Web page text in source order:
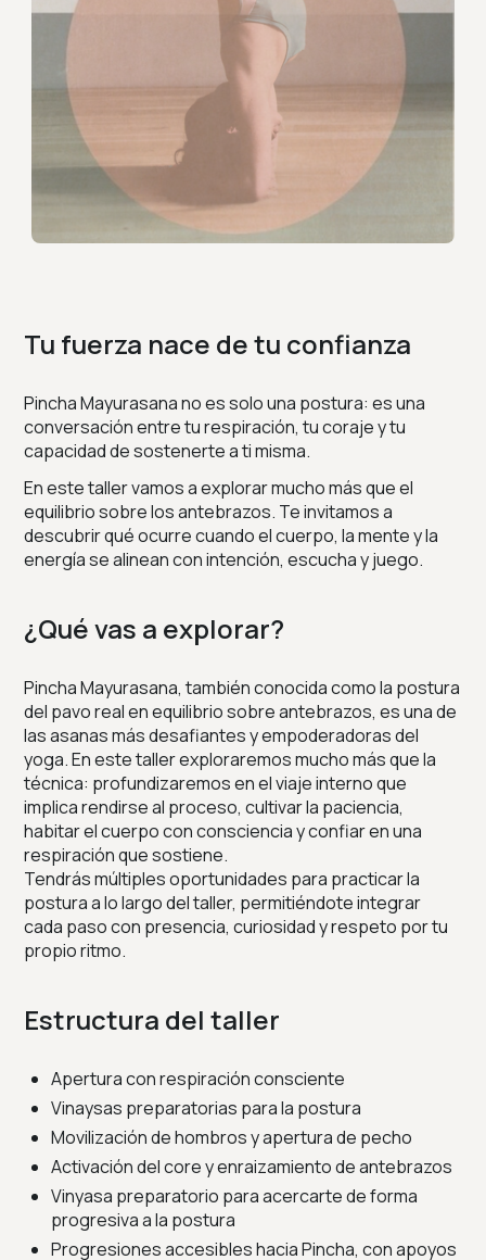
Tu fuerza nace de tu confianza
Pincha Mayurasana no es solo una postura: es una
conversación entre tu respiración, tu coraje y tu
capacidad de sostenerte a ti misma.
En este taller vamos a explorar mucho más que el
equilibrio sobre los antebrazos. Te invitamos a
descubrir qué ocurre cuando el cuerpo, la mente y la
energía se alinean con intención, escucha y juego.
¿Qué vas a explorar?
Pincha Mayurasana, también conocida como la postura
del pavo real en equilibrio sobre antebrazos, es una de
las asanas más desafiantes y empoderadoras del
yoga. En este taller exploraremos mucho más que la
técnica: profundizaremos en el viaje interno que
implica rendirse al proceso, cultivar la paciencia,
habitar el cuerpo con consciencia y confiar en una
respiración que sostiene.
Tendrás múltiples oportunidades para practicar la
postura a lo largo del taller, permitiéndote integrar
cada paso con presencia, curiosidad y respeto por tu
propio ritmo.
Estructura del taller
Apertura con respiración consciente
Vinaysas preparatorias para la postura
Movilización de hombros y apertura de pecho
Activación del core y enraizamiento de antebrazos
Vinyasa preparatorio para acercarte de forma
progresiva a la postura
Progresiones accesibles hacia Pincha, con apoyos